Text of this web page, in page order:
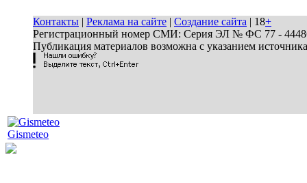
Контакты | Реклама на сайте | Создание сайта | 18+
Регистрационный номер СМИ: Серия ЭЛ № ФС 77 - 44486
Публикация материалов возможна с указанием
Gismeteo